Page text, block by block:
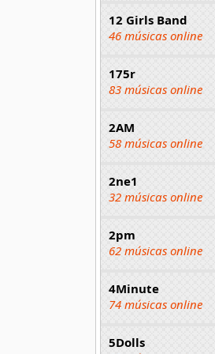
12 Girls Band
46 músicas online
175r
83 músicas online
2AM
58 músicas online
2ne1
32 músicas online
2pm
62 músicas online
4Minute
74 músicas online
5Dolls